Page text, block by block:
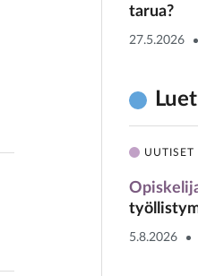
tarua?
27.5.2026
UUTISET
5.8.2026